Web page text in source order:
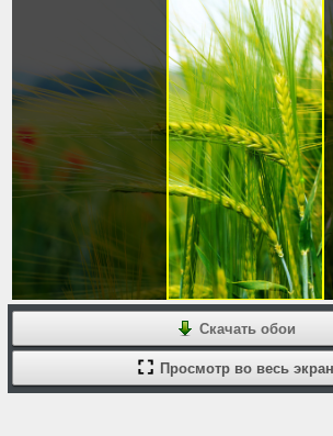
Скачать обои
Просмотр во весь экран